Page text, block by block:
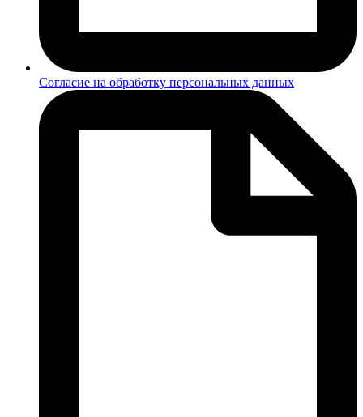
Согласие на обработку персональных данных